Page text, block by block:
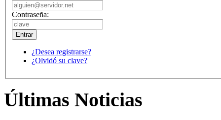
Contraseña:
¿Desea registrarse?
¿Olvidó su clave?
Últimas Noticias